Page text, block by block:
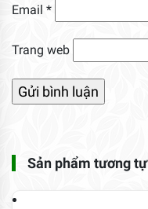
Email *
Trang web
Sản phẩm tương tự